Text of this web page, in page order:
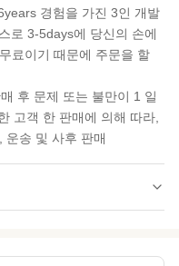
경험을 가진 3인 개발
로 3-5days에 당신의 손에
료이기 때문에 주문을 할
후 문제 또는 불만이 1 일
고객 한 판매에 의해 따라,
운송 및 사후 판매